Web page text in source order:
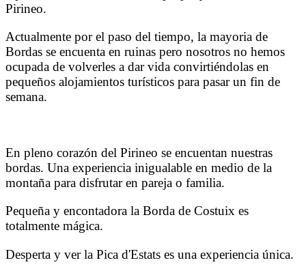
Pirineo.
Actualmente por el paso del tiempo, la mayoria de
Bordas se encuenta en ruinas pero nosotros no hemos
ocupada de volverles a dar vida convirtiéndolas en
pequeños alojamientos turísticos para pasar un fin de
semana.
En pleno corazón del Pirineo se encuentan nuestras
bordas. Una experiencia inigualable en medio de la
montaña para disfrutar en pareja o familia.
Pequeña y encontadora la Borda de Costuix es
totalmente mágica.
Desperta y ver la Pica d'Estats es una experiencia única.